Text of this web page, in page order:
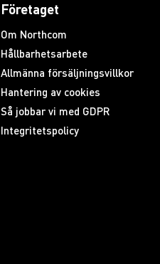
Företaget
Om Northcom
Hållbarhetsarbete
Allmänna försäljningsvillkor
Hantering av cookies
Så jobbar vi med GDPR
Integritetspolicy